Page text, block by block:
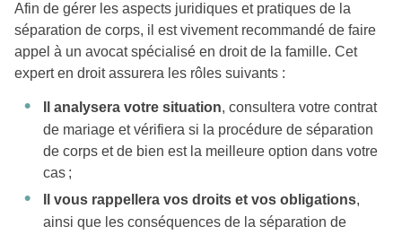
Afin de gérer les aspects juridiques et pratiques de la
séparation de corps, il est vivement recommandé de faire
appel à un avocat spécialisé en droit de la famille. Cet
expert en droit assurera les rôles suivants :
Il analysera votre situation, consultera votre contrat
de mariage et vérifiera si la procédure de séparation
de corps et de bien est la meilleure option dans votre
cas ;
Il vous rappellera vos droits et vos obligations,
ainsi que les conséquences de la séparation de